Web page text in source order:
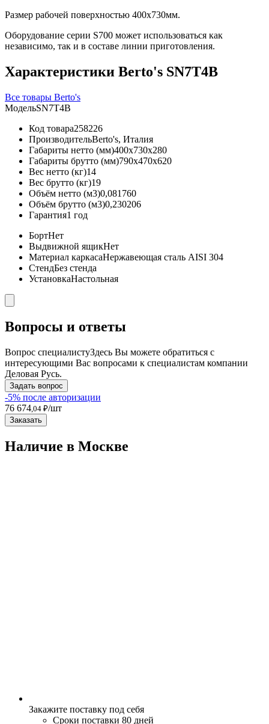
Размер рабочей поверхностью 400х730мм.
Оборудование серии S700 может использоваться как
независимо, так и в составе линии приготовления.
Характеристики Berto's SN7T4B
Все товары Berto's
МодельSN7T4B
Код товара258226
ПроизводительBerto's, Италия
Габариты нетто (мм)400x730x280
Габариты брутто (мм)790x470x620
Вес нетто (кг)14
Вес брутто (кг)19
Объём нетто (м3)0,081760
Объём брутто (м3)0,230206
Гарантия1 год
БортНет
Выдвижной ящикНет
Материал каркасаНержавеющая сталь AISI 304
СтендБез стенда
УстановкаНастольная
Вопросы и ответы
Вопрос специалистуЗдесь Вы можете обратиться с
интересующими Вас вопросами к специалистам компании
Деловая Русь.
Задать вопрос
-5% после авторизации
76 674 ,04 ₽/шт
Заказать
Наличие в Москвe
Закажите поставку под себя
Сроки поставки 80 дней